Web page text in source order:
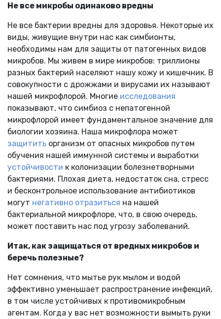
Не все микробы одинаково вредны
Не все бактерии вредны для здоровья. Некоторые их
виды, живущие внутри нас как симбионты,
необходимы нам для защиты от патогенных видов
микробов. Мы живем в мире микробов: триллионы
разных бактерий населяют нашу кожу и кишечник. В
совокупности с дрожжами и вирусами их называют
нашей микрофлорой. Многие исследования
показывают, что симбиоз с непатогенной
микрофлорой имеет фундаментальное значение для
биологии хозяина. Наша микрофлора может
защитить организм от опасных микробов путем
обучения нашей иммунной системы и выработки
устойчивости к колонизации болезнетворными
бактериями. Плохая диета, недостаток сна, стресс
и бесконтрольное использование антибиотиков
могут негативно отразиться на нашей
бактериальной микрофлоре, что, в свою очередь,
может поставить нас под угрозу заболеваний.
Итак, как защищаться от вредных микробов и
беречь полезные?
Нет сомнения, что мытье рук мылом и водой
эффективно уменьшает распространение инфекций,
в том числе устойчивых к противомикробным
агентам. Когда у вас нет возможности вымыть руки